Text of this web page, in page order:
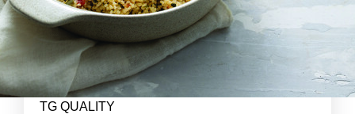
TG QUALITY